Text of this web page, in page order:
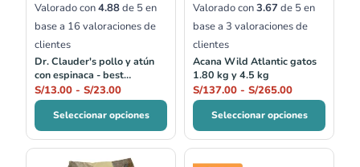
Valorado con4.88de 5 en
base a 16 valoraciones de
clientes
Dr. Clauder's pollo y atún
con espinaca - best
selection no.05
S/13.00 - S/23.00
Seleccionar opciones
Valorado con3.67 de 5 en
base a 3 valoraciones de
clientes
Acana Wild Atlantic gatos
1.80 kg y 4.5 kg
S/137.00 - S/265.00
Seleccionar opciones